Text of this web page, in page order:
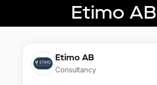
Etimo AB
Etimo AB
Consultancy